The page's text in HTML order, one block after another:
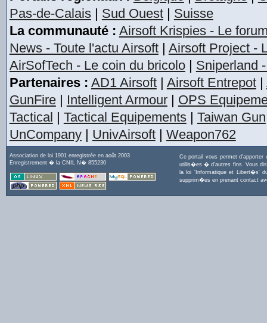
Pas-de-Calais| Sud Ouest| Suisse
La communauté : Airsoft Krispies - Le
News - Toute l'actu Airsoft| Airsoft Project -
AirSofTech - Le coin du bricolo| Sniperland
Partenaires : AD1 Airsoft| Airsoft Entrepot|
GunFire| Intelligent Armour| OPS
Tactical | Tactical Equipements| Taiwan Gun
UnCompany| UnivAirsoft| Weapon762
Association de loi 1901 enregistrée en août 2003
Enregistrement � la CNIL N� 855230
Ce portail vous permet
utilis�es � d'autres fins. Vous
la loi 'Informatique et Libert�s'
supprim�es en prenant contact